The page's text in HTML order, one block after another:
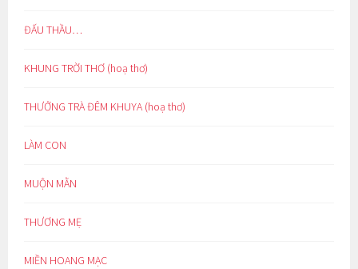
ĐẤU THẦU…
KHUNG TRỜI THƠ (hoạ thơ)
THƯỞNG TRÀ ĐÊM KHUYA (hoạ thơ)
LÀM CON
MUỘN MẰN
THƯƠNG MẸ
MIỀN HOANG MẠC